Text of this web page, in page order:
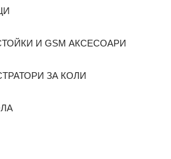
И GSM АКСЕСОАРИ
ЗА КОЛИ